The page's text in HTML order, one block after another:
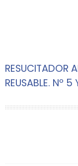
RESUCITADOR
REUSABLE. Nº 5